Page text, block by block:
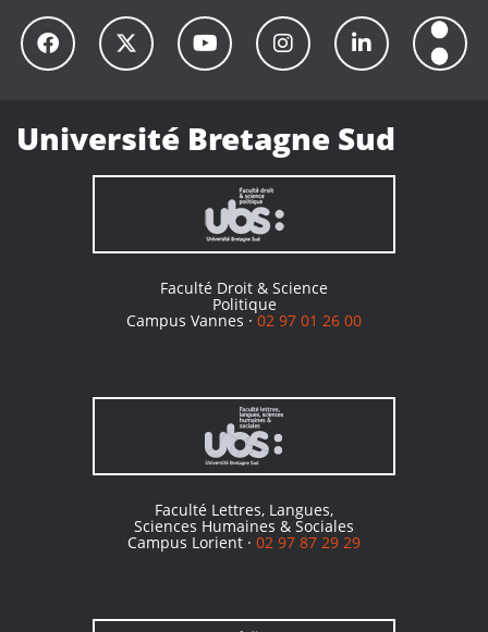
Université Bretagne Sud
Faculté Droit & Science
Politique
Campus Vannes ·02 97 01 26 00
Faculté Lettres, Langues,
Sciences Humaines & Sociales
Campus Lorient · 02 97 87 29 29